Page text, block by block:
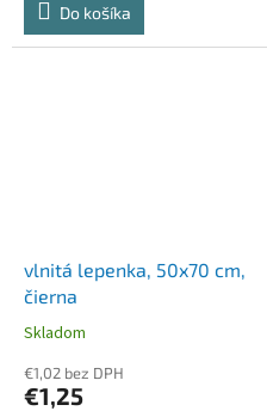
Do košíka
vlnitá lepenka, 50x70 cm,
čierna
Skladom
€1,02 bez DPH
€1,25